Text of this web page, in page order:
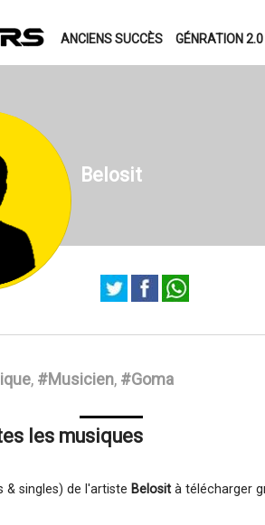
ANCIENS SUCCÈS GÉNRATION 2.0
Belosit
, #Musicien, #Goma
les musiques
& singles) de l'artiste Belosità télécharger